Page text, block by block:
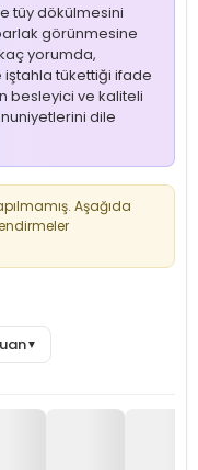
tüy dökülmesini
görünmesine
yorumda,
tükettiği ifade
besleyici ve kaliteli
dile
Aşağıda
▼